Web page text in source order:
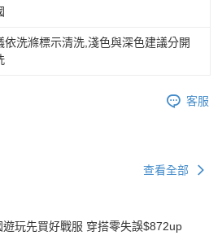
依洗滌標示清洗,淺色與深色建議分開
客服
查看全部
遊玩先買好戰服 穿搭零失誤$872up